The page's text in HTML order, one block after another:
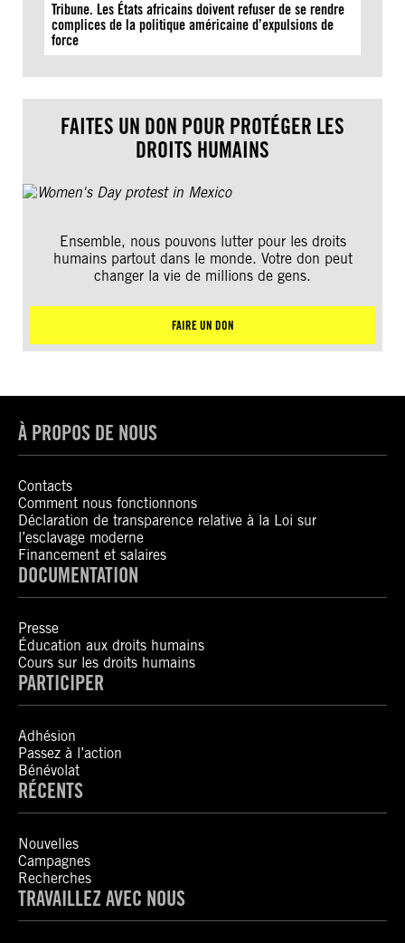
Tribune. Les États africains doivent refuser de se rendre
complices de la politique américaine d’expulsions de
force
FAITES UN DON POUR PROTÉGER LES
DROITS HUMAINS
Ensemble, nous pouvons lutter pour les droits
humains partout dans le monde. Votre don peut
changer la vie de millions de gens.
FAIRE UN DON
À PROPOS DE NOUS
Contacts
Comment nous fonctionnons
Déclaration de transparence relative à la Loi sur
l’esclavage moderne
Financement et salaires
DOCUMENTATION
Presse
Éducation aux droits humains
Cours sur les droits humains
PARTICIPER
Adhésion
Passez à l’action
Bénévolat
RÉCENTS
Nouvelles
Campagnes
Recherches
TRAVAILLEZ AVEC NOUS